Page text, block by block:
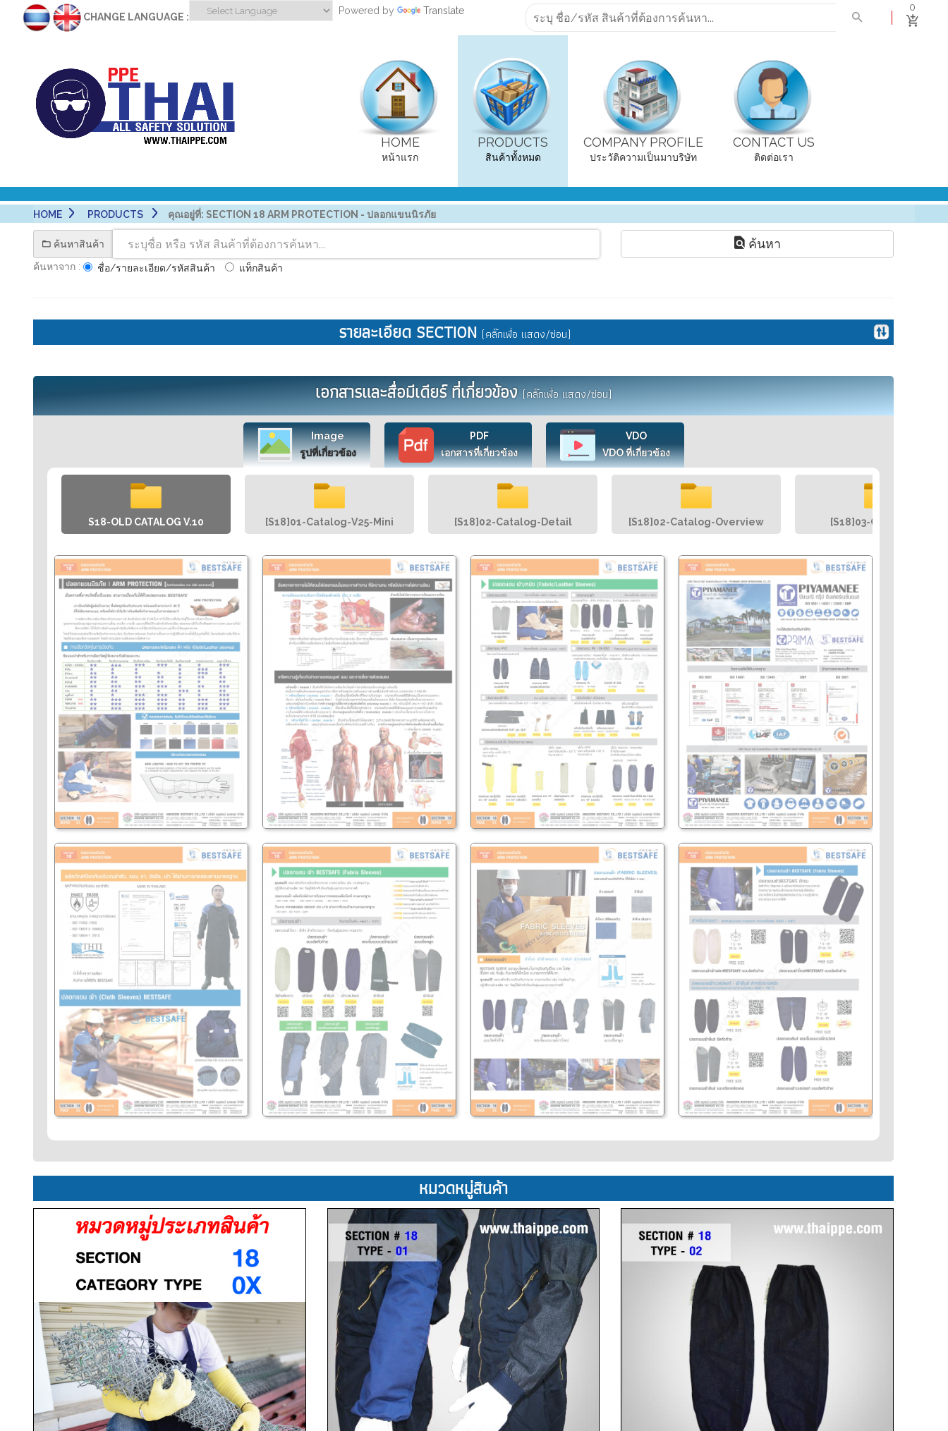
CHANGE LANGUAGE :
Powered by Translate 0
HOME
หน้าแรก
PRODUCTS
สินค้าทั้งหมด
COMPANY PROFILE
ประวัติความเป็นมาบริษัท
CONTACT US
ติดต่อเรา
HOME PRODUCTS คุณอยู่ที่: SECTION 18 ARM PROTECTION - ปลอกแขนนิรภัย
ค้นหาสินค้า
ค้นหาจาก :
ชื่อ/รายละเอียด/รหัสสินค้า แท็กสินค้า
ค้นหา
รายละเอียด SECTION (คลิ๊กเพื่อ แสดง/ซ่อน)
เอกสารและสื่อมีเดียร์ ที่เกี่ยวข้อง(คลิ๊กเพื่อ แสดง/ซ่อน)
Image
รูปที่เกี่ยวข้อง
PDF
เอกสารที่เกี่ยวข้อง
VDO
VDO ที่เกี่ยวข้อง
S18-OLD CATALOG V.10 [S18]01-Catalog-V25-Mini [S18]02-Catalog-Detail [S18]02-Catalog-Overview [S18]03-Catalog-All
หมวดหมู่สินค้า